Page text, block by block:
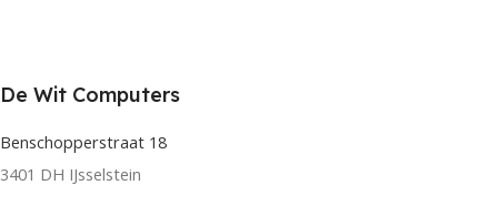
De Wit Computers
Benschopperstraat 18
3401 DH IJsselstein